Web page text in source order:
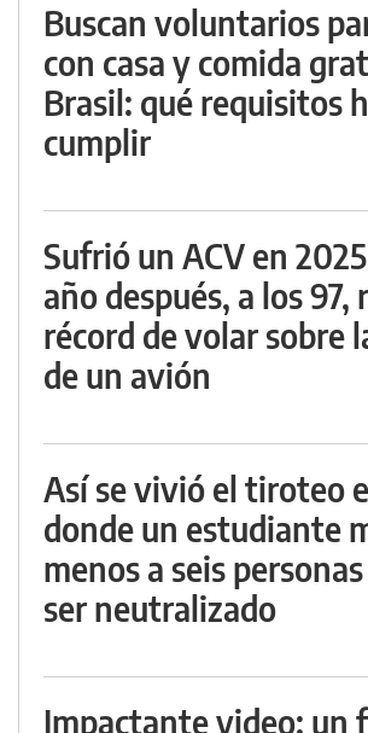
Buscan voluntarios
con casa y comida
Brasil: qué requisitos
cumplir
Sufrió un ACV en
año después, a los 97,
récord de volar sobre
de un avión
Así se vivió el tiroteo
donde un estudiante
menos a seis
ser neutralizado
Impactante video: un